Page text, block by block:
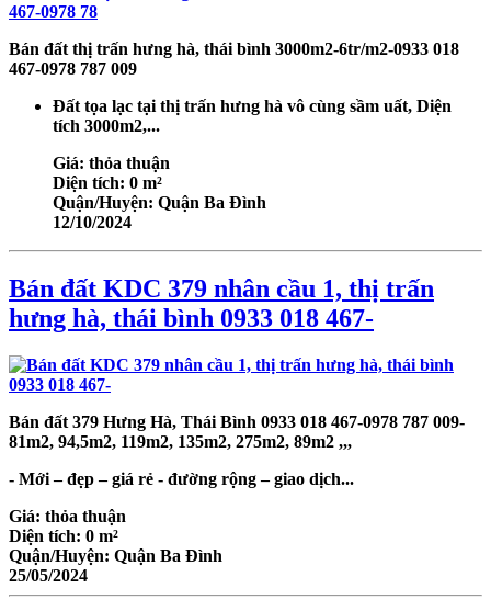
Bán đất thị trấn hưng hà, thái bình 3000m2-6tr/m2-0933 018
467-0978 787 009
Đất tọa lạc tại thị trấn hưng hà vô cùng sầm uất, Diện
tích 3000m2,...
Giá: thỏa thuận
Diện tích: 0 m²
Quận/Huyện: Quận Ba Đình
12/10/2024
Bán đất KDC 379 nhân cầu 1, thị trấn
hưng hà, thái bình 0933 018 467-
Bán đất 379 Hưng Hà, Thái Bình 0933 018 467-0978 787 009-
81m2, 94,5m2, 119m2, 135m2, 275m2, 89m2 ,,,
- Mới – đẹp – giá rẻ - đường rộng – giao dịch...
Giá: thỏa thuận
Diện tích: 0 m²
Quận/Huyện: Quận Ba Đình
25/05/2024